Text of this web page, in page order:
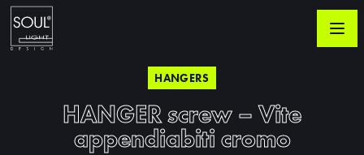
HANGERS
HANGER screw – Vite
appendiabiti cromo